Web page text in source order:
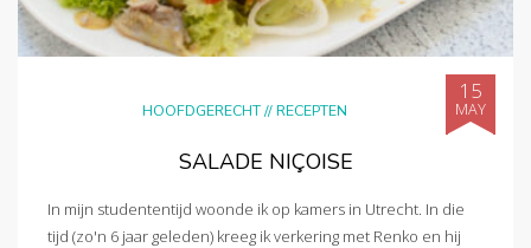
HOOFDGERECHT//RECEPTEN
15
MAY
SALADE NIÇOISE
In mijn studententijd woonde ik op kamers in Utrecht. In die
tijd (zo'n 6 jaar geleden) kreeg ik verkering met Renko en hij